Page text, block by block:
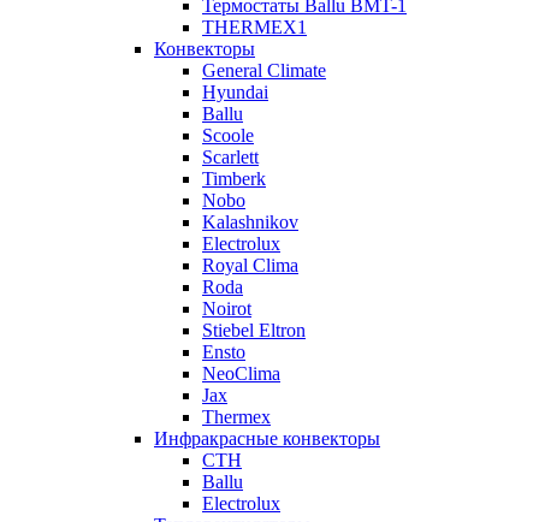
Термостаты Ballu BMT-1
THERMEX1
Конвекторы
General Climate
Hyundai
Ballu
Scoole
Scarlett
Timberk
Nobo
Kalashnikov
Electrolux
Royal Clima
Roda
Noirot
Stiebel Eltron
Ensto
NeoClima
Jax
Thermex
Инфракрасные конвекторы
CTH
Ballu
Electrolux